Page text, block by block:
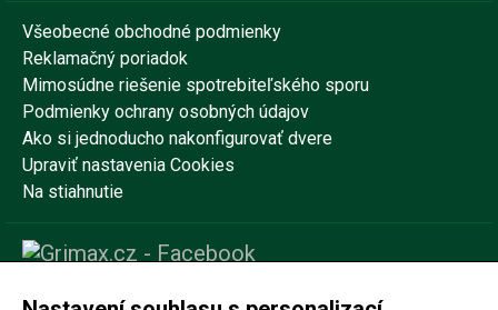
Všeobecné obchodné podmienky
Reklamačný poriadok
Mimosúdne riešenie spotrebiteľského sporu
Podmienky ochrany osobných údajov
Ako si jednoducho nakonfigurovať dvere
Upraviť nastavenia Cookies
Na stiahnutie